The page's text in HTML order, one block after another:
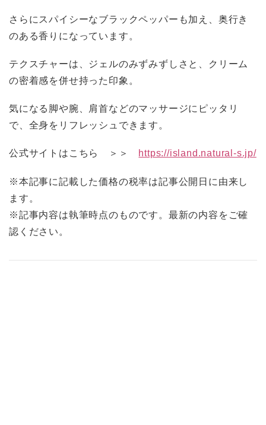
さらにスパイシーなブラックペッパーも加え、奥行き
のある香りになっています。
テクスチャーは、ジェルのみずみずしさと、クリーム
の密着感を併せ持った印象。
気になる脚や腕、肩首などのマッサージにピッタリ
で、全身をリフレッシュできます。
公式サイトはこちら ＞＞ https://island.natural-s.jp/
※本記事に記載した価格の税率は記事公開日に由来し
ます。
※記事内容は執筆時点のものです。最新の内容をご確
認ください。